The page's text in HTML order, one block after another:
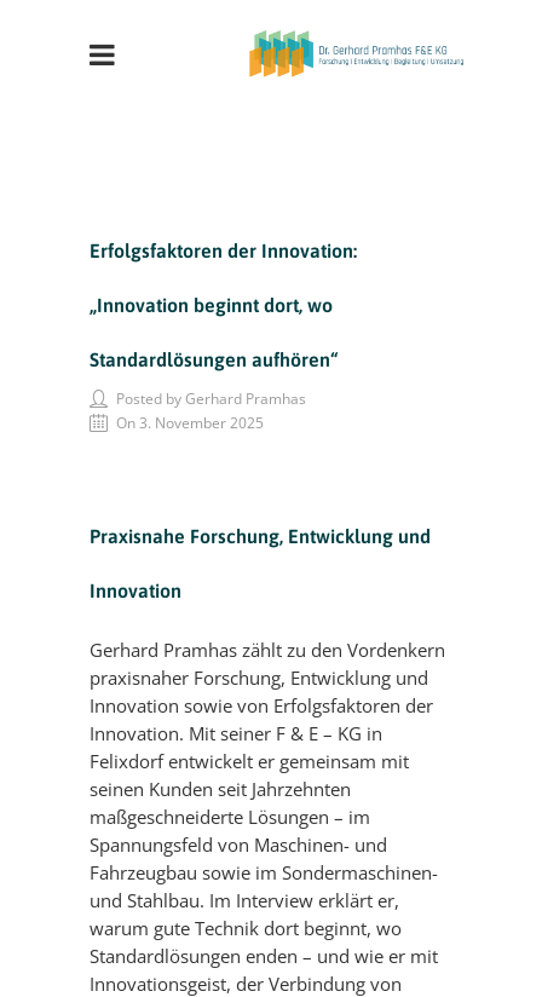
Erfolgsfaktoren der Innovation:
„Innovation beginnt dort, wo
Standardlösungen aufhören“
Posted by Gerhard Pramhas
On 3. November 2025
Praxisnahe Forschung, Entwicklung und
Innovation
Gerhard Pramhas zählt zu den Vordenkern
praxisnaher Forschung, Entwicklung und
Innovation sowie von Erfolgsfaktoren der
Innovation. Mit seiner F & E – KG in
Felixdorf entwickelt er gemeinsam mit
seinen Kunden seit Jahrzehnten
maßgeschneiderte Lösungen – im
Spannungsfeld von Maschinen- und
Fahrzeugbau sowie im Sondermaschinen-
und Stahlbau. Im Interview erklärt er,
warum gute Technik dort beginnt, wo
Standardlösungen enden – und wie er mit
Innovationsgeist, der Verbindung von